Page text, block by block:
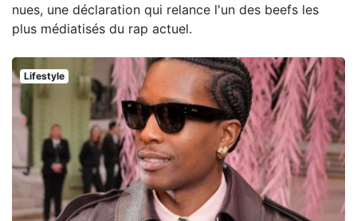
nues, une déclaration qui relance l'un des beefs les
plus médiatisés du rap actuel.
Lifestyle